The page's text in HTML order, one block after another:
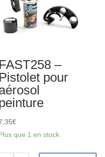
FAST258 –
Pistolet pour
€
que 1 en stock